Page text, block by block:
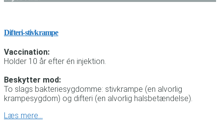
Difteri-stivkrampe
Vaccination:
Holder 10 år efter én injektion.
Beskytter mod:
To slags bakteriesygdomme: stivkrampe (en alvorlig
krampesygdom) og difteri (en alvorlig halsbetændelse).
Læs mere…